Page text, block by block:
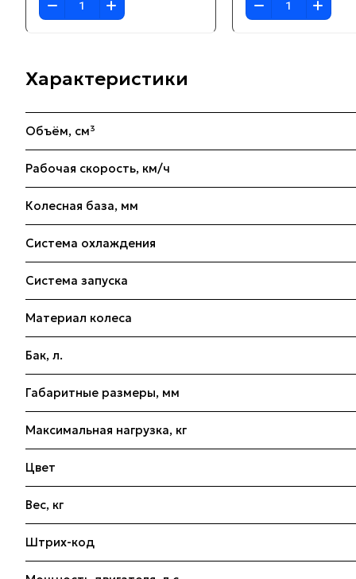
Характеристики
Объём, см³
Рабочая скорость, км/ч
Колесная база, мм
Система охлаждения
Система запуска
Материал колеса
Бак, л.
Габаритные размеры, мм
Максимальная нагрузка, кг
Цвет
Вес, кг
Штрих-код